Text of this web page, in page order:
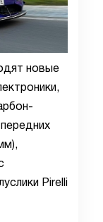
новые
Pirelli